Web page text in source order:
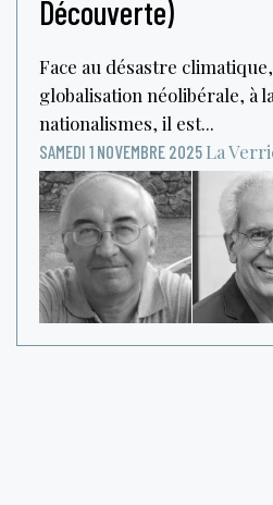
Découverte)
Face au désastre
globalisation néolibérale, à
nationalismes, il est...
SAMEDI 1 NOVEMBRE 2025 La